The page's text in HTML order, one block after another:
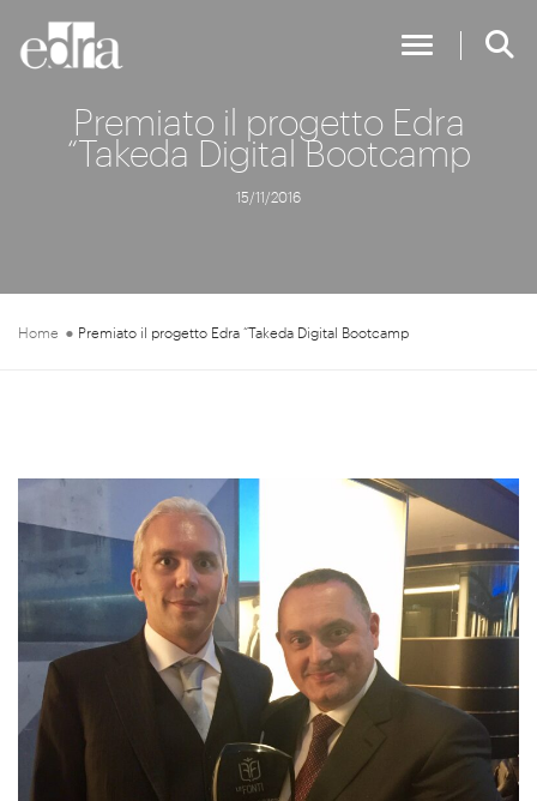
Toggle
Premiato il progetto Edra
“Takeda Digital Bootcamp
15/11/2016
Home Premiato il progetto Edra “Takeda Digital Bootcamp